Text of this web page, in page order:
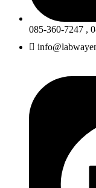
085-360-7247 ,